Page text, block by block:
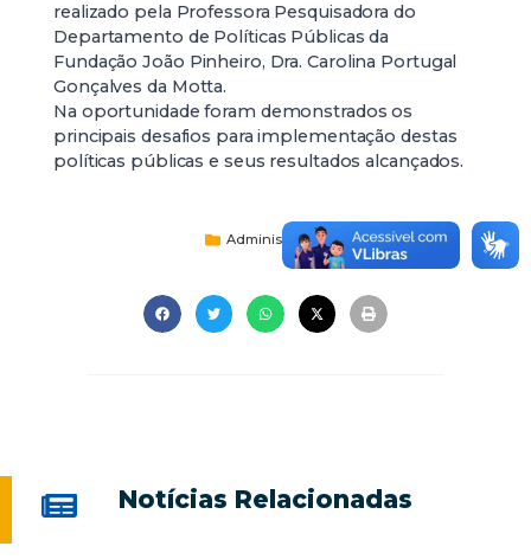
realizado pela Professora Pesquisadora do
Departamento de Políticas Públicas da
Fundação João Pinheiro, Dra. Carolina Portugal
Gonçalves da Motta.
Na oportunidade foram demonstrados os
principais desafios para implementação destas
políticas públicas e seus resultados alcançados.
Administração
Notícias Relacionadas